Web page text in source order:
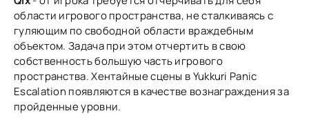
области игрового пространства, не сталкиваясь с
гуляющим по свободной области враждебным
объектом. Задача при этом отчертить в свою
собственность большую часть игрового
пространства. Хентайные сцены в Yukkuri Panic
Escalation появляются в качестве вознаграждения за
пройденные уровни.